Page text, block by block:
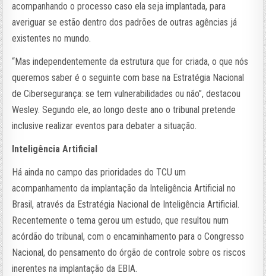
acompanhando o processo caso ela seja implantada, para
averiguar se estão dentro dos padrões de outras agências já
existentes no mundo.
“Mas independentemente da estrutura que for criada, o que nós
queremos saber é o seguinte com base na Estratégia Nacional
de Cibersegurança: se tem vulnerabilidades ou não”, destacou
Wesley. Segundo ele, ao longo deste ano o tribunal pretende
inclusive realizar eventos para debater a situação.
Inteligência Artificial
Há ainda no campo das prioridades do TCU um
acompanhamento da implantação da Inteligência Artificial no
Brasil, através da Estratégia Nacional de Inteligência Artificial.
Recentemente o tema gerou um estudo, que resultou num
acórdão do tribunal, com o encaminhamento para o Congresso
Nacional, do pensamento do órgão de controle sobre os riscos
inerentes na implantação da EBIA.